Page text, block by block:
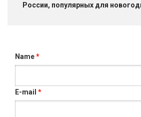
России, популярных для
Name*
E-mail *